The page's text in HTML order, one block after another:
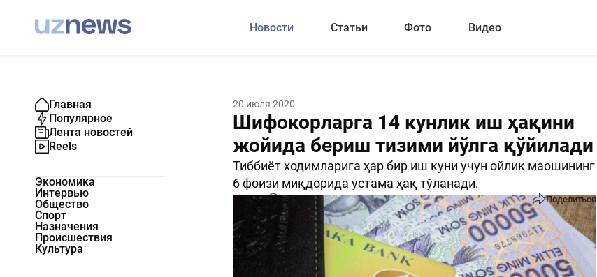
Новости Статьи Фото Видео
Главная
Популярное
Лента новостей
Reels
Экономика
Интервью
Общество
Спорт
Назначения
Происшествия
Культура
20 июля 2020
Шифокорларга 14 кунлик иш ҳақини
жойида бериш тизими йўлга қўйилади
Тиббиёт ходимларига ҳар бир иш куни учун ойлик маошининг
6 фоизи миқдорида устама ҳақ тўланади.
1557 0 Поделиться